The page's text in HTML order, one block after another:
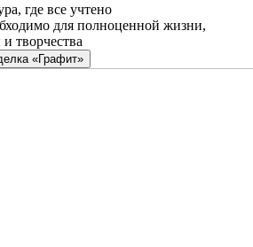
где все учтено
для полноценной жизни,
творчества
«Графит»